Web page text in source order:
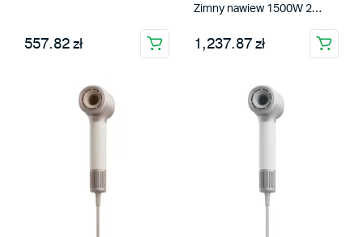
557.82 zł
Zimny nawiew 1500W 2
Niebieski
1,237.87 zł